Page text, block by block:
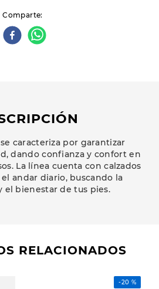
Comparte
caracteriza por garantizar
dando confianza y confort en
La línea cuenta con calzados
andar diario, buscando la
el bienestar de tus pies.
RELACIONADOS
-20 %